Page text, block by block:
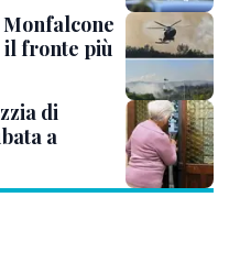
il fronte più
di
a